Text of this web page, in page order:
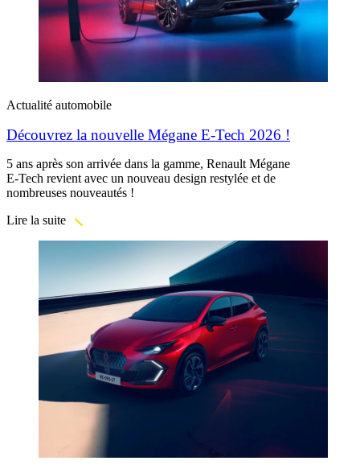
Actualité automobile
Découvrez la nouvelle Mégane E-Tech 2026 !
5 ans après son arrivée dans la gamme, Renault Mégane
E-Tech revient avec un nouveau design restylée et de
nombreuses nouveautés !
Lire la suite